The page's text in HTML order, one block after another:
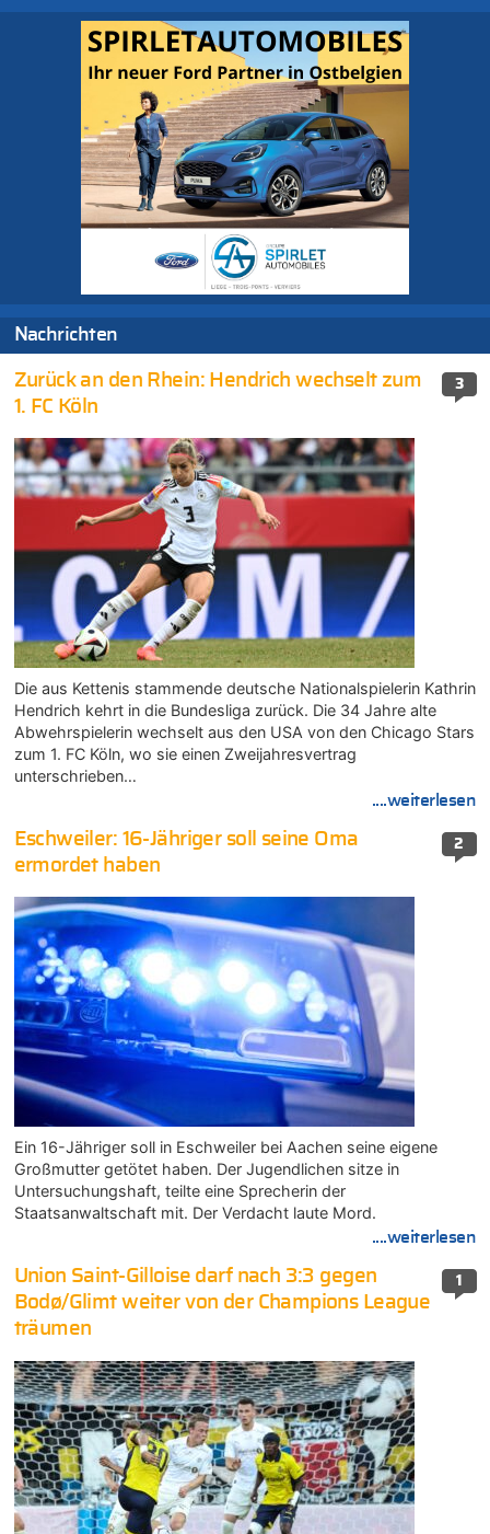
Nachrichten
3
Zurück an den Rhein: Hendrich wechselt zum
1. FC Köln
Die aus Kettenis stammende deutsche Nationalspielerin Kathrin
Hendrich kehrt in die Bundesliga zurück. Die 34 Jahre alte
Abwehrspielerin wechselt aus den USA von den Chicago Stars
zum 1. FC Köln, wo sie einen Zweijahresvertrag
unterschrieben…
....weiterlesen
2
Eschweiler: 16-Jähriger soll seine Oma
ermordet haben
Ein 16-Jähriger soll in Eschweiler bei Aachen seine eigene
Großmutter getötet haben. Der Jugendlichen sitze in
Untersuchungshaft, teilte eine Sprecherin der
Staatsanwaltschaft mit. Der Verdacht laute Mord.
....weiterlesen
1
Union Saint-Gilloise darf nach 3:3 gegen
Bodø/Glimt weiter von der Champions League
träumen